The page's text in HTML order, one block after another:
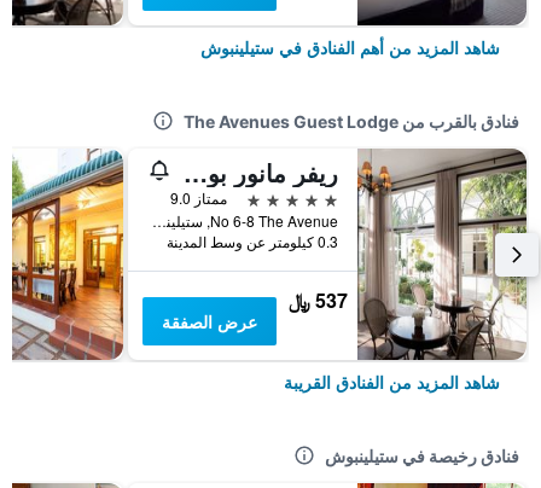
شاهد المزيد من أهم الفنادق في ستيلينبوش
فنادق بالقرب من The Avenues Guest Lodge
ريفر مانور بوتيك هوتل
5 نجوم
ممتاز 9.0
No 6-8 The Avenue, ستيلينبوش, محافظة كيب الغربية, جنوب أفريقيا
0.3 كيلومتر عن وسط المدينة
537 ﷼
عرض الصفقة
شاهد المزيد من الفنادق القريبة
فنادق رخيصة في ستيلينبوش